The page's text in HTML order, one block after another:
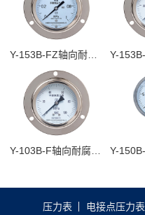
Y-153B-FZ轴向耐腐蚀不锈钢压力表
压力表 电接点压力表